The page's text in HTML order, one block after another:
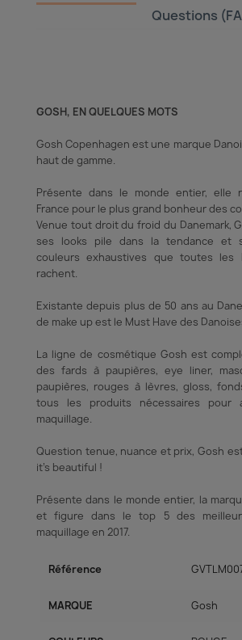
Questions
GOSH, EN QUELQUES MOTS
Gosh Copenhagen est une marque
haut de gamme.
Présente dans le monde entier, elle
France pour le plus grand bonheur des
Venue tout droit du froid du Dane­mark,
ses looks pile dans la tendance et
couleurs exhaus­tives que toutes les
rachent.
Existante depuis plus de 50 ans au
de make up est le Must Have des
La ligne de cosmétique Gosh est
des fards à paupières, eye liner,
paupières, rouges à lèvres, gloss,
tous les produits nécessaires pour
maquillage.
Question tenue, nuance et prix, Gosh
it’s beautiful !
Présente dans le monde entier, la
et figure dans le top 5 des
maquillage en 2017.
Référence
MARQUE Gosh